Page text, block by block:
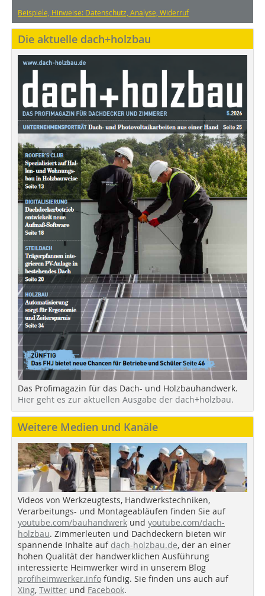
Beispiele, Hinweise: Datenschutz, Analyse, Widerruf
Die aktuelle dach+holzbau
Das Profimagazin für das Dach- und Holzbauhandwerk.
Hier geht es zur aktuellen Ausgabe der dach+holzbau.
Weitere Medien und Kanäle
Videos von Werkzeugtests, Handwerkstechniken,
Verarbeitungs- und Montageabläufen finden Sie auf
youtube.com/bauhandwerk und youtube.com/dach-
holzbau. Zimmerleuten und Dachdeckern bieten wir
spannende Inhalte auf dach-holzbau.de, der an einer
hohen Qualität der handwerklichen Ausführung
interessierte Heimwerker wird in unserem Blog
profiheimwerker.info fündig. Sie finden uns auch auf
Xing, Twitter und Facebook.